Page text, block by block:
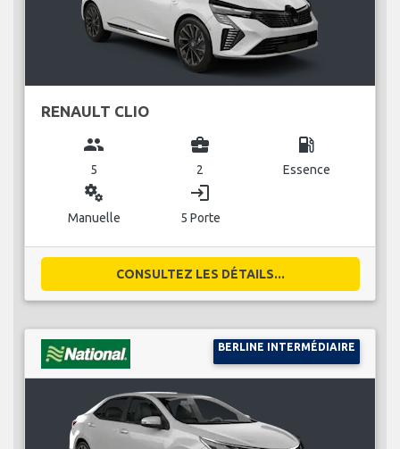
RENAULT CLIO
group
5
business_center
2
local_gas_station
Essence
miscellaneous_services
Manuelle
login
5 Porte
CONSULTEZ LES DÉTAILS...
BERLINE INTERMÉDIAIRE